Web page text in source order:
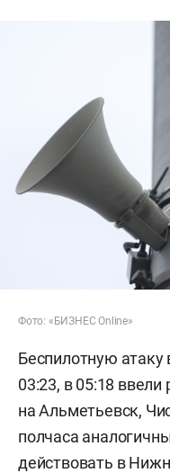
Фото: «БИЗНЕС Online»
Беспилотную атаку
03:23, в 05:18
на Альметьевск,
полчаса
действовать в